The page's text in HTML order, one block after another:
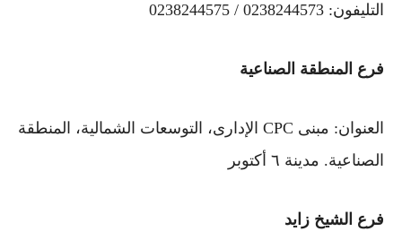
التليفون: 0238244573 / 0238244575
فرع المنطقة الصناعية
العنوان: مبنى CPC الإدارى، التوسعات الشمالية، المنطقة
الصناعية. مدينة ٦ أكتوبر
فرع الشيخ زايد